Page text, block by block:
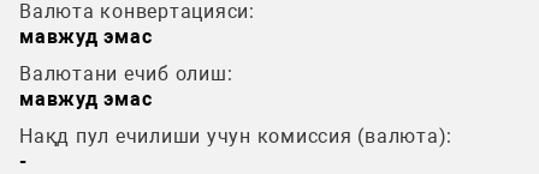
Валюта конвертацияси:
мавжуд эмас
Валютани ечиб олиш:
мавжуд эмас
Нақд пул ечилиши учун комиссия (валюта):
-